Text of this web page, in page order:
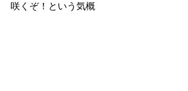
咲くぞ！という気概